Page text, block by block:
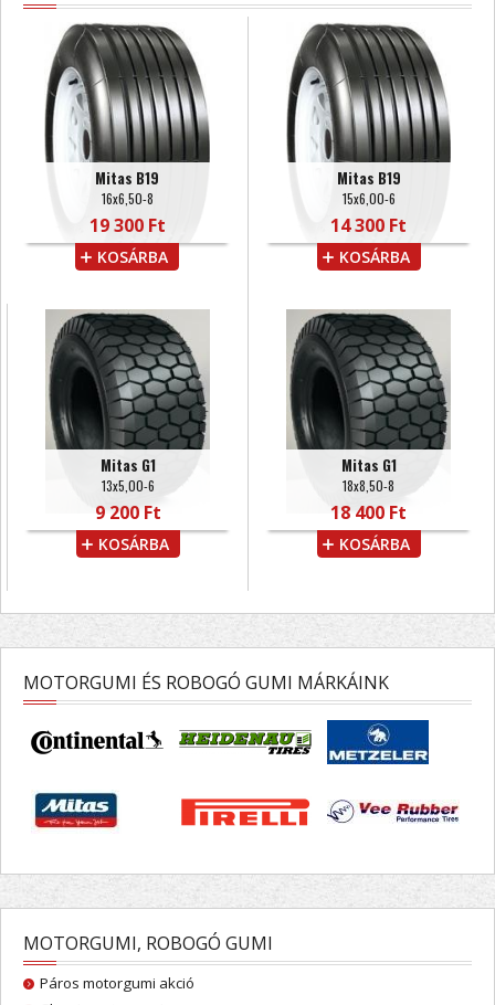
Mitas B19
16x6,50-8
19 300 Ft
KOSÁRBA
Mitas B19
15x6,00-6
14 300 Ft
KOSÁRBA
Mitas G1
13x5,00-6
9 200 Ft
KOSÁRBA
Mitas G1
18x8,50-8
18 400 Ft
KOSÁRBA
MOTORGUMI ÉS ROBOGÓ GUMI MÁRKÁINK
MOTORGUMI, ROBOGÓ GUMI
Páros motorgumi akció